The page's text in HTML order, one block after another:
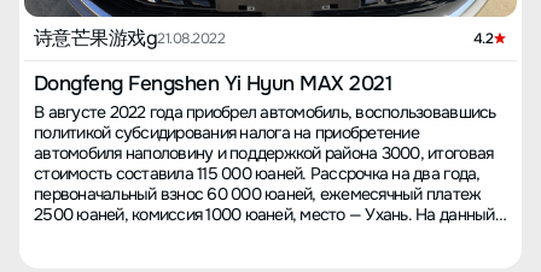
诗意芒果游戏g21.08.2022 4.2
Dongfeng Fengshen Yi Hyun MAX 2021
В августе 2022 года приобрел автомобиль, воспользовавшись
политикой субсидирования налога на приобретение
автомобиля наполовину и поддержкой района 3000, итоговая
стоимость составила 115 000 юаней. Рассрочка на два года,
первоначальный взнос 60 000 юаней, ежемесячный платеж
2500 юаней, комиссия 1000 юаней, место — Ухань. На данный